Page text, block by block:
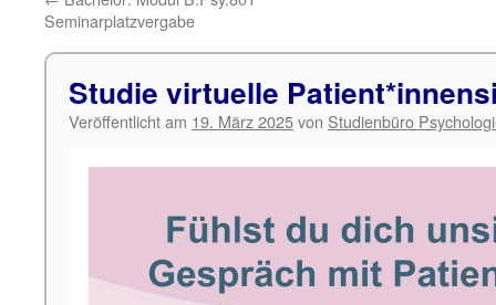
Seminarplatzvergabe
Studie virtuelle
Veröffentlicht am 19. März 2025von Studienbüro